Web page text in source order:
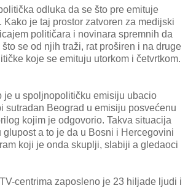
odluka da se što pre emituje
Kako je taj prostor zatvoren za medijski
političara i novinara spremnih da
se od njih traži, rat proširen i na druge
koje se emituju utorkom i četvrtkom.
je u spoljnopolitičku emisiju ubacio
sutradan Beograd u emisiju posvećenu
kojim je odgovorio. Takva situacija
glupost a to je da u Bosni i Hercegovini
koji je onda skuplji, slabiji a gledaoci
centrima zaposleno je 23 hiljade ljudi i